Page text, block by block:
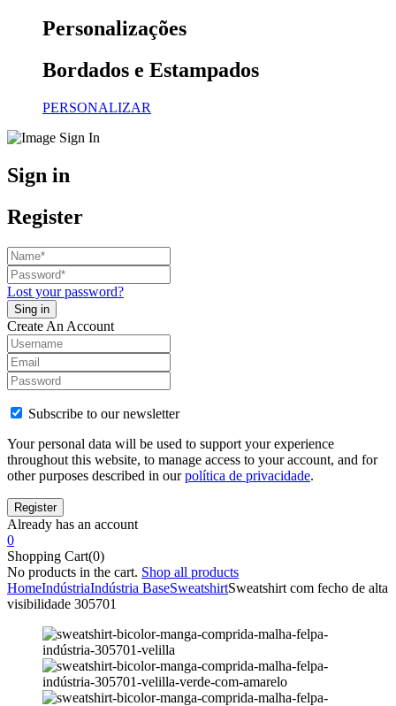
Personalizações
Bordados e Estampados
PERSONALIZAR
Sign in
Register
Lost your password?
Create An Account
Subscribe to our newsletter
Your personal data will be used to support your experience
throughout this website, to manage access to your account, and for
other purposes described in ourpolítica de privacidade.
Already has an account
0
Shopping Cart(0)
No products in the cart. Shop all products
HomeIndústriaIndústria BaseSweatshirtSweatshirt com fecho de alta
visibilidade 305701